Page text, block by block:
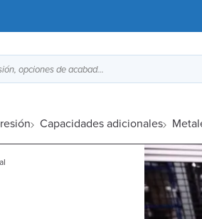
Guía de diseño para fundición a presión, opciones de acabado superficial, etc.
Capacidades adicionales